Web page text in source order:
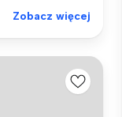
Zobacz więcej